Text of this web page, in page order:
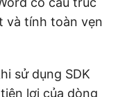
và tính toàn vẹn
sử dụng SDK
lợi của dòng